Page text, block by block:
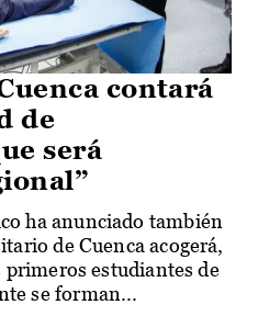
contará
de
será
ha anunciado también
de Cuenca acogerá,
primeros estudiantes de
se forman...